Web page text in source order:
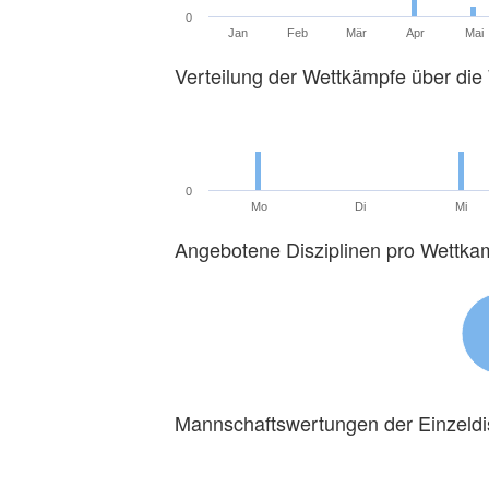
Jan Feb Mär Apr Mai
0
Verteilung der Wettkämpfe über die
Mo Di Mi
0
Angebotene Disziplinen pro
Mannschaftswertungen der